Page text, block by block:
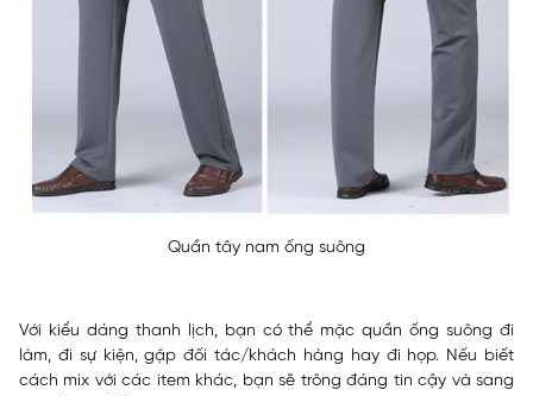
Quần tây nam ống suông
Với kiểu dáng thanh lịch, bạn có thể mặc quần ống suông đi
làm, đi sự kiện, gặp đối tác/khách hàng hay đi họp. Nếu biết
cách mix với các item khác, bạn sẽ trông đáng tin cậy và sang